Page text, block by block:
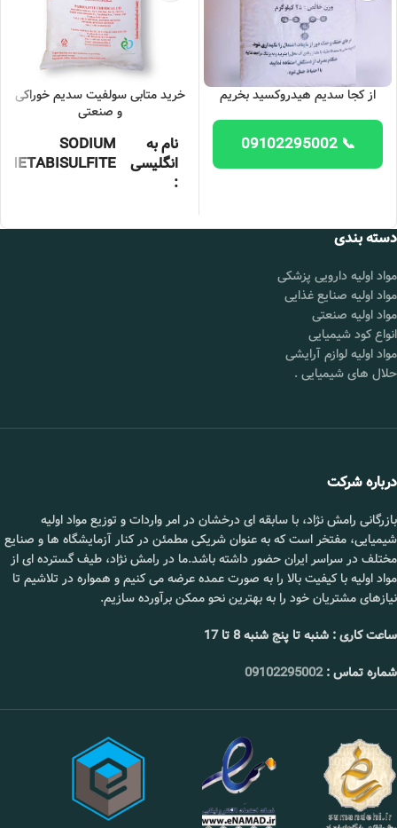
از کجا سدیم هیدروکسید بخریم
📞 09102295002
خرید متابی سولفیت سدیم خوراکی
و صنعتی
نام به
انگلیسی
:
SODIUM
METABISULFITE
کشور :
دسته بندی
مواد اولیه دارویی پزشکی
مواد اولیه صنایع غذایی
مواد اولیه صنعتی
انواع کود شیمیایی
مواد اولیه لوازم آرایشی
حلال های شیمیایی .
درباره شرکت
بازرگانی رامش نژاد، با سابقه ای درخشان در امر واردات و توزیع مواد اولیه
شیمیایی، مفتخر است که به عنوان شریکی مطمئن در کنار آزمایشگاه ها و صنایع
مختلف در سراسر ایران حضور داشته باشد.ما در رامش نژاد، طیف گسترده ای از
مواد اولیه با کیفیت بالا را به صورت عمده عرضه می کنیم و همواره در تلاشیم تا
نیازهای مشتریان خود را به بهترین نحو ممکن برآورده سازیم.
ساعت کاری : شنبه تا پنج شنبه 8 تا 17
شماره تماس :09102295002